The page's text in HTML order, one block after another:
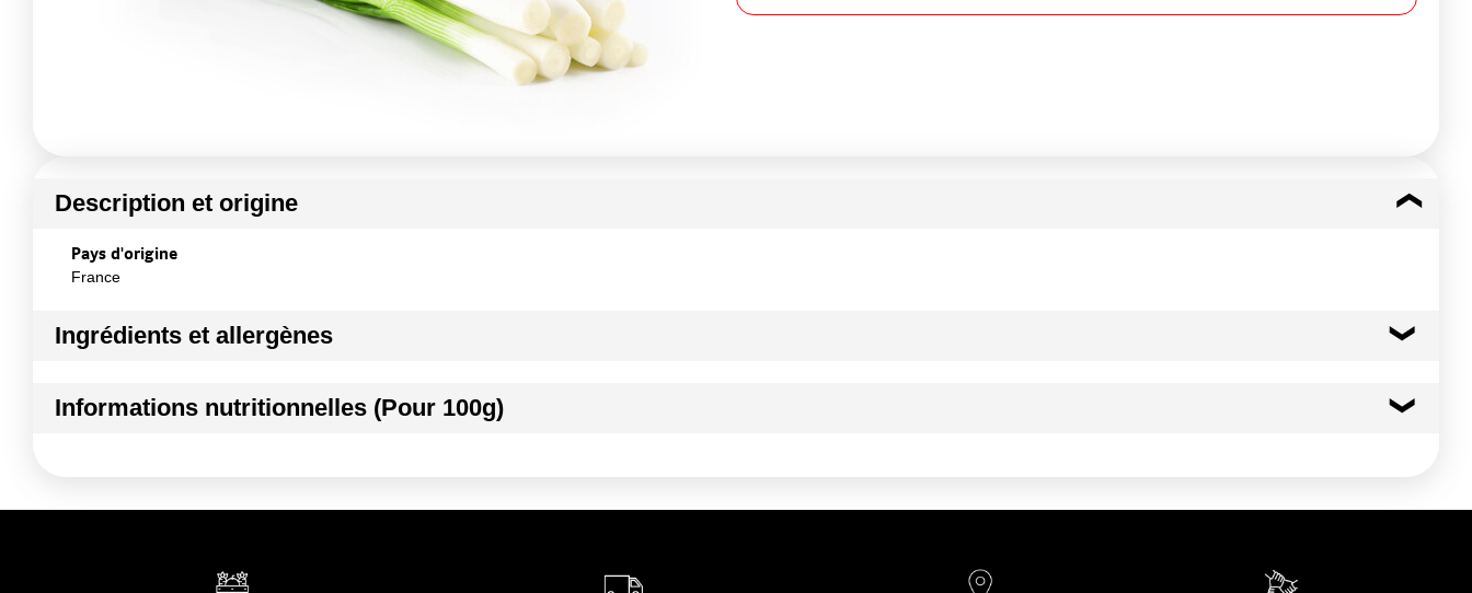
Description et origine
Pays d'origine
France
Ingrédients et allergènes
MINI POIREAU
Informations nutritionnelles (Pour 100g)
Kilojoules 116 kj